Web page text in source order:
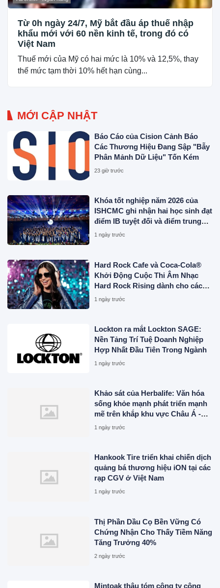
Từ 0h ngày 24/7, Mỹ bắt đầu áp thuế nhập
khẩu mới với 60 nền kinh tế, trong đó có
Việt Nam
Thuế mới của Mỹ có hai mức là 10% và 12,5%, thay
thế mức tạm thời 10% hết hạn cùng...
MỚI CẬP NHẬT
Báo Cáo của Cision Cảnh Báo
Các Thương Hiệu Đang Sập "Bẫy
Phân Mảnh Dữ Liệu" Tốn Kém
23 giờ trước
Khóa tốt nghiệp năm 2026 của
ISHCMC ghi nhận hai học sinh đạt
điểm IB tuyệt đối và điểm trung
bình toàn khóa đạt 34,5
1 ngày trước
Hard Rock Cafe và Coca-Cola®
Khởi Động Cuộc Thi Âm Nhạc
Hard Rock Rising dành cho các
Nghệ Sĩ Trẻ Triển Vọng
1 ngày trước
Lockton ra mắt Lockton SAGE:
Nền Tảng Trí Tuệ Doanh Nghiệp
Hợp Nhất Đầu Tiên Trong Ngành
1 ngày trước
Khảo sát của Herbalife: Văn hóa
sống khỏe mạnh phát triển mạnh
mẽ trên khắp khu vực Châu Á -
Thái Bình Dương khi 4 trong 5
1 ngày trước
Hankook Tire triển khai chiến dịch
quảng bá thương hiệu iON tại các
rạp CGV ở Việt Nam
1 ngày trước
Thị Phần Dầu Cọ Bền Vững Có
Chứng Nhận Cho Thấy Tiềm Năng
Tăng Trưởng 40%
2 ngày trước
Mintoak thâu tóm công ty công